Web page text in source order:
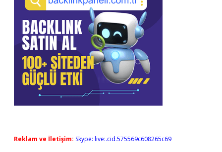
Reklam ve İletişim: Skype: live:.cid.575569c608265c69